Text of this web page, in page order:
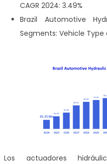
CAGR 2024: 3.49%
Brazil Automotive
Segments: Vehicle
Los actuadores